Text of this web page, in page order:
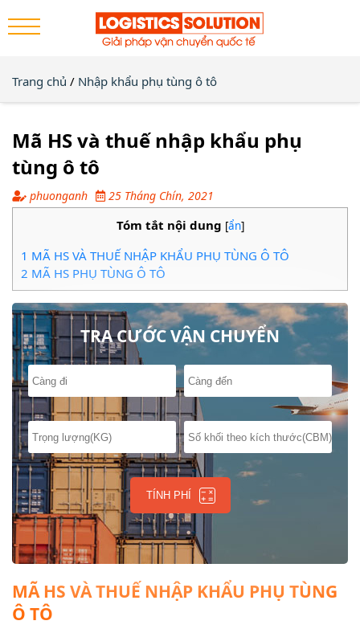
Trang chủ / Nhập khẩu phụ tùng ô tô
Mã HS và thuế nhập khẩu phụ
tùng ô tô
phuonganh 25 Tháng Chín, 2021
Tóm tắt nội dung [ẩn]
1 MÃ HS VÀ THUẾ NHẬP KHẨU PHỤ TÙNG Ô TÔ
2 MÃ HS PHỤ TÙNG Ô TÔ
TRA CƯỚC VẬN CHUYỂN
TÍNH PHÍ
MÃ HS VÀ THUẾ NHẬP KHẨU PHỤ TÙNG
Ô TÔ